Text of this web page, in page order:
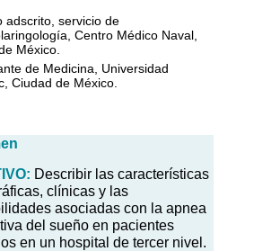
adscrito, servicio de
Centro Médico Naval,
México.
de Medicina, Universidad
Ciudad de México.
Describir las características
clínicas y las
asociadas con la apnea
del sueño en pacientes
en un hospital de tercer nivel.